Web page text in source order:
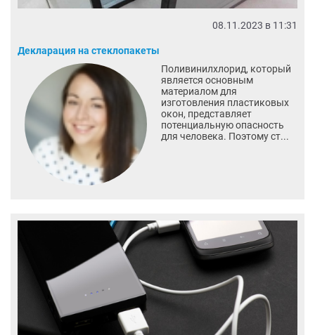
08.11.2023 в 11:31
Декларация на стеклопакеты
Поливинилхлорид, который
является основным
материалом для
изготовления пластиковых
окон, представляет
потенциальную опасность
для человека. Поэтому ст...